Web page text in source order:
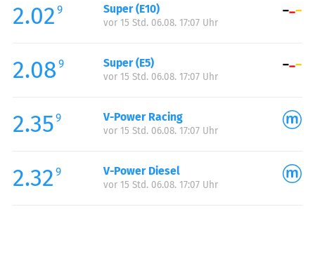
Samstag:
00:00-24:00
Sonntag:
2.02 9 Super (E10)
vor 15 Std. 06.08. 17:07 Uhr
2.08 9 Super (E5)
vor 15 Std. 06.08. 17:07 Uhr
2.359 V-Power Racing
vor 15 Std. 06.08. 17:07 Uhr
2.32 9 V-Power Diesel
vor 15 Std. 06.08. 17:07 Uhr